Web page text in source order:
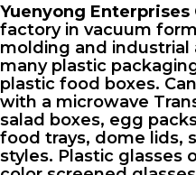
Yuenyong Enterprises
factory in vacuum
molding and industrial
many plastic
plastic food boxes.
with a microwave
salad boxes, egg
food trays, dome lids,
styles. Plastic glasses